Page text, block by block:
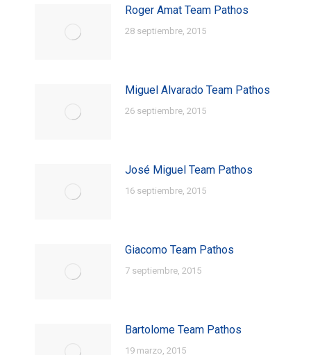
Roger Amat Team Pathos
28 septiembre, 2015
Miguel Alvarado Team Pathos
26 septiembre, 2015
José Miguel Team Pathos
16 septiembre, 2015
Giacomo Team Pathos
7 septiembre, 2015
Bartolome Team Pathos
19 marzo, 2015